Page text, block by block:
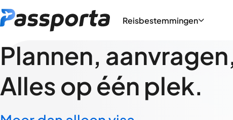
Reisbestemmingen
Plannen,
Alles op één plek.